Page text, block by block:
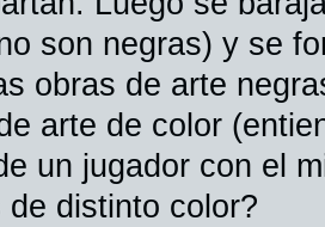
son negras) y se
obras de arte
arte de color
un jugador con el
de distinto color?